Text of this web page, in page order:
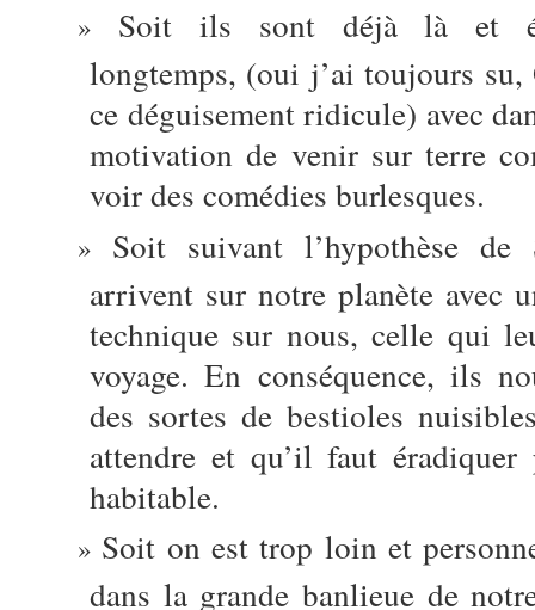
Soit ils sont déjà là et
longtemps, (oui j’ai toujours
ce déguisement ridicule) avec
motivation de venir sur terre
voir des comédies burlesques.
Soit suivant l’hypothèse de
arrivent sur notre planète avec
technique sur nous, celle qui
voyage. En conséquence, ils
des sortes de bestioles
attendre et qu’il faut
habitable.
Soit on est trop loin et
dans la grande banlieue de